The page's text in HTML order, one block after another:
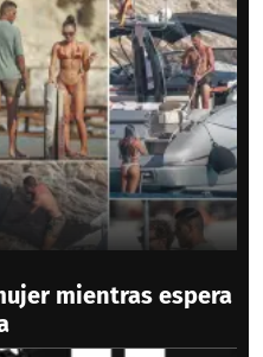
mientras espera